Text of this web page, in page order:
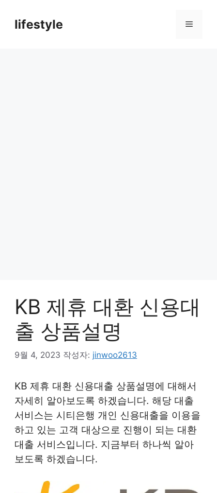
lifestyle 메
KB 제휴 대환 신용대
출 상품설명
9월 4, 2023 작성자: jinwoo2613
KB 제휴 대환 신용대출 상품설명에 대해서
자세히 알아보도록 하겠습니다. 해당 대출
서비스는 시티은행 개인 신용대출을 이용을
하고 있는 고객 대상으로 진행이 되는 대환
대출 서비스입니다. 지금부터 하나씩 알아
보도록 하겠습니다.